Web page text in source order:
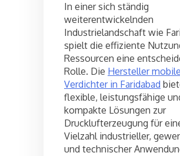
In einer sich ständig
weiterentwickelnden
Industrielandschaft wie
spielt die effiziente
Ressourcen eine
Rolle. Die Hersteller
Verdichter in Faridabad
flexible, leistungsfähige
kompakte Lösungen zur
Drucklufterzeugung für
Vielzahl industrieller,
und technischer